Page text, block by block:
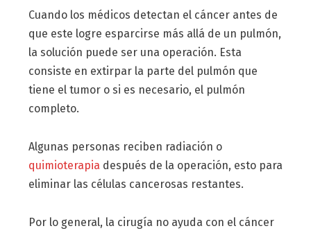
Cuando los médicos detectan el cáncer antes de
que este logre esparcirse más allá de un pulmón,
la solución puede ser una operación. Esta
consiste en extirpar la parte del pulmón que
tiene el tumor o si es necesario, el pulmón
completo.
Algunas personas reciben radiación o
quimioterapia después de la operación, esto para
eliminar las células cancerosas restantes.
Por lo general, la cirugía no ayuda con el cáncer